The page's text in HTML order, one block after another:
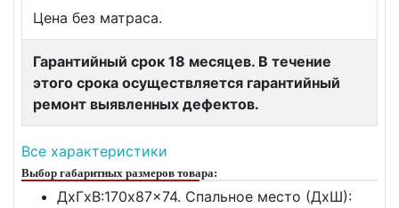
Цена без матраса.
Гарантийный срок 18 месяцев. В течение
этого срока осуществляется гарантийный
ремонт выявленных дефектов.
Все характеристики
Выбор габаритных размеров товара:
ДxГxВ:170x87x74. Спальное место (ДxШ):